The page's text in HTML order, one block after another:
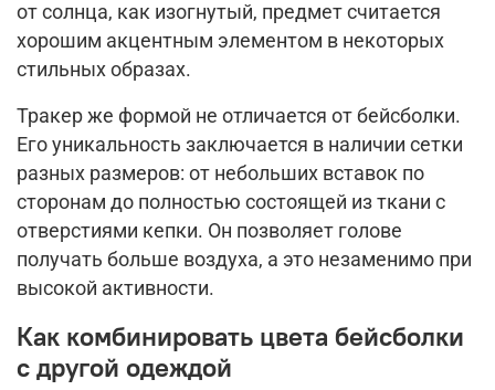
от солнца, как изогнутый, предмет считается
хорошим акцентным элементом в некоторых
стильных образах.
Тракер же формой не отличается от бейсболки.
Его уникальность заключается в наличии сетки
разных размеров: от небольших вставок по
сторонам до полностью состоящей из ткани с
отверстиями кепки. Он позволяет голове
получать больше воздуха, а это незаменимо при
высокой активности.
Как комбинировать цвета бейсболки
с другой одеждой